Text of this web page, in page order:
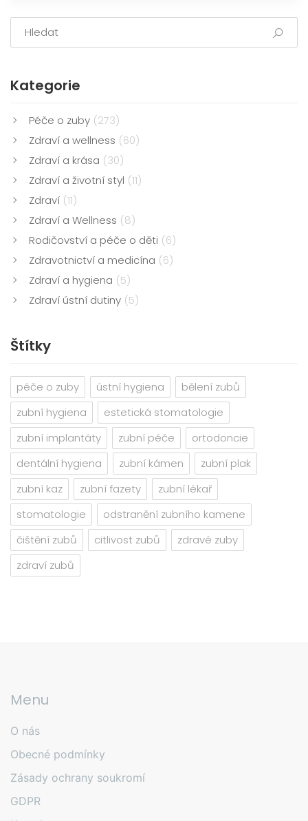
složitý, jak se může zdát.
Kategorie
Péče o zuby (273)
Zdraví a wellness (60)
Zdraví a krása (30)
Zdraví a životní styl (11)
Zdraví (11)
Zdraví a Wellness (8)
Rodičovství a péče o děti (6)
Zdravotnictví a medicína (6)
Zdraví a hygiena (5)
Zdraví ústní dutiny (5)
Štítky
péče o zuby ústní hygiena
bělení zubů
zubní hygiena
estetická stomatologie
zubní implantáty
zubní péče
ortodoncie
dentální hygiena
zubní kámen
zubní plak
zubní kaz
zubní fazety
zubní lékař
stomatologie
odstranění zubního kamene
čištění zubů
citlivost zubů
zdravé zuby
zdraví zubů
Menu
O nás
Obecné podmínky
Zásady ochrany soukromí
GDPR